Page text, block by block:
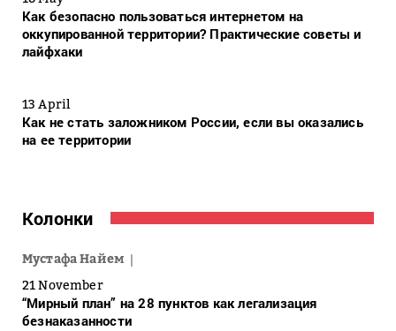
Как безопасно пользоваться интернетом на
оккупированной территории? Практические советы и
лайфхаки
13 April
Как не стать заложником России, если вы оказались
на ее территории
Колонки
Мустафа Найем
21 November
“Мирный план” на 28 пунктов как легализация
безнаказанности